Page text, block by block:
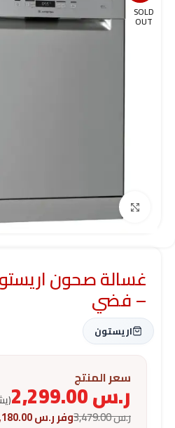
SOLD
OUT
Click to enlarge
– فضي
اريستون
سعر المنتج
ر.س
ر.س3,479.00 وفرر.س